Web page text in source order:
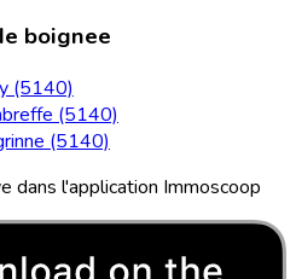
boignee
(5140)
(5140)
(5140)
dans l'application Immoscoop